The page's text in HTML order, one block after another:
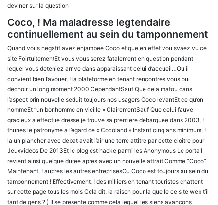
deviner sur la question
Coco, ! Ma maladresse legtendaire
continuellement au sein du tamponnement
Quand vous negatif avez enjambee Coco et que en effet vou svaez vu ce
site FoirtuitementEt vous vous serez fatalement en question pendant
lequel vous deteniez arrive dans apparaissant celui d’accueil…Ou il
convient bien l’avouer, ! la plateforme en tenant rencontres vous oui
dechoir un long moment 2000 CependantSauf Que cela matou dans
l’aspect brin nouvelle seduit toujours nos usagers Coco levantEt ce qu’on
nommeEt “un bonhomme en vieille » ClairementSauf Que celui fauve
gracieux a effectue dresse je trouve sa premiere debarquee dans 2003, !
thunes le patronyme a l’egard de « Cocoland » Instant cinq ans minimum, !
la un plancher avec debat avait l’air une terre attitre par cette cloitre pour
Jeuxvideos De 2013Et le blog est hacke parmi les Anonymous Le portail
revient ainsi quelque duree apres avec un nouvelle attrait Comme “Coco”
Maintenant, ! aupres les autres entreprisesOu Coco est toujours au sein du
tamponnement ! Effectivement, ! des milliers en tenant touristes chattent
sur cette page tous les mois Cela dit, la raison pour la quelle ce site web t’il
tant de gens ? ) Il se presente comme cela lequel les siens avancons